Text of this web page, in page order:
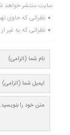
سایت منتشر خواهد
نظراتی که حاوی
نظراتی که به غیر